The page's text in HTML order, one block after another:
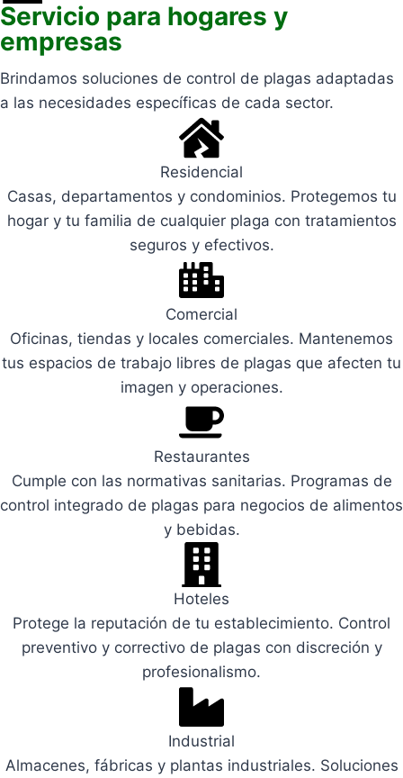
Servicio para hogares y
empresas
Brindamos soluciones de control de plagas adaptadas
a las necesidades específicas de cada sector.
Residencial
Casas, departamentos y condominios. Protegemos tu
hogar y tu familia de cualquier plaga con tratamientos
seguros y efectivos.
Comercial
Oficinas, tiendas y locales comerciales. Mantenemos
tus espacios de trabajo libres de plagas que afecten tu
imagen y operaciones.
Restaurantes
Cumple con las normativas sanitarias. Programas de
control integrado de plagas para negocios de alimentos
y bebidas.
Hoteles
Protege la reputación de tu establecimiento. Control
preventivo y correctivo de plagas con discreción y
profesionalismo.
Industrial
Almacenes, fábricas y plantas industriales. Soluciones